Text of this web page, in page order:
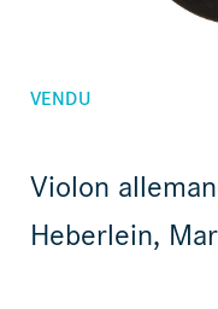
VENDU
Violon
Heberlein,